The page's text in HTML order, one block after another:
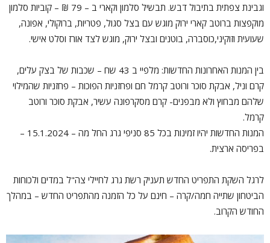
וגבינת צפתית בתיבול דבש. תבשיל סלמון וקארי ב – 79 ₪ – קוביות סלמון
מוקפצות ברוטב קארי ירוק מוגש עם בצל סגול, פטריות, ברוקולי, אפונה,
שעועית וזוקיני,כוסברה, בוטנים ובצל ירוק, מוגש לצד אורז וסלט אישי.
בין המנות האחרונות החדשות: מלפיי ב 43 שח – שכבות של בצק עלים,
קרם וניל, אבקת סוכר ורוטב קרמל חם ופחזניות הפוכות – פחזניות שהמילוי
שלהם מבחוץ ולא מבפנים- קרם מסקרפונה עשיר, אבקת סוכר ורוטב
קרמל.
המנות החדשות יהיו זמינות בכל 85 סניפי גרג החל מה – 15.1.2024 –
בפריסה ארצית.
לרגל השקת התפריט החדש תעניק רשת גרג לחיילי צה"ל במדים ולכוחות
הביטחון שתייה חמה/קרה – חינם על כל הזמנה מהתפריט החדש – במהלך
החודש הקרוב.